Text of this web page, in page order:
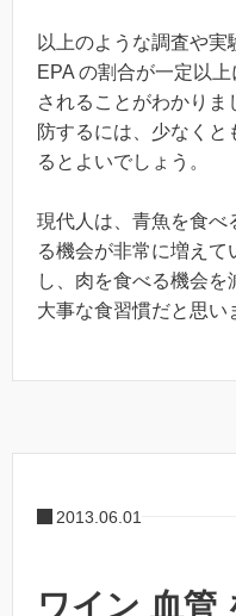
以上のような調査や
EPA の割合が一定以
されることがわかり
防するには、少なく
るとよいでしょう。
現代人は、青魚を食べ
る機会が非常に増え
し、肉を食べる機会
大事な食習慣だと思い
2013.06.01
ワイン 血管